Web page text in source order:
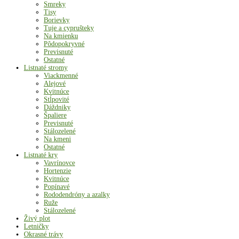
Smreky
Tisy
Borievky
Tuje a cyprušteky
Na kmienku
Pôdopokryvné
Previsnuté
Ostatné
Listnaté stromy
Viackmenné
Alejové
Kvitnúce
Stĺpovité
Dáždniky
Špaliere
Previsnuté
Stálozelené
Na kmeni
Ostatné
Listnaté kry
Vavrínovce
Hortenzie
Kvitnúce
Popínavé
Rododendróny a azalky
Ruže
Stálozelené
Živý plot
Letničky
Okrasné trávy